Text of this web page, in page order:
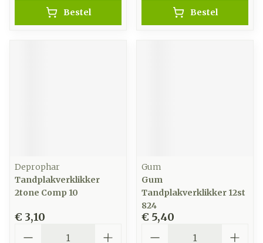
Bestel Bestel
Deprophar
Tandplakverklikker
2tone Comp 10
€ 3,10
Gum
Gum
Tandplakverklikker 12st
824
€ 5,40